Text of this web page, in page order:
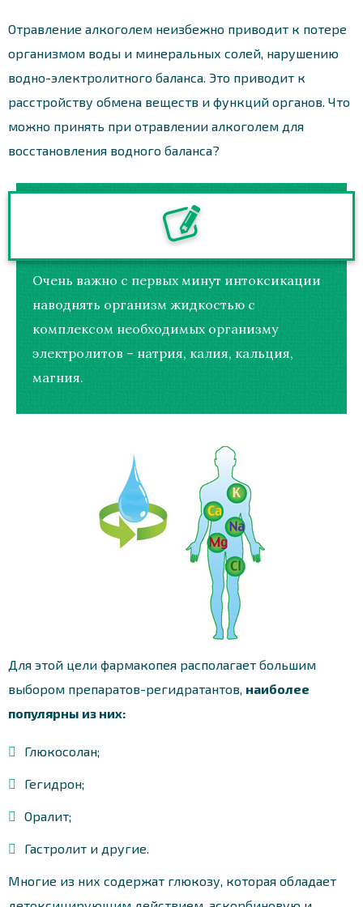
Отравление алкоголем неизбежно приводит к потере
организмом воды и минеральных солей, нарушению
водно-электролитного баланса. Это приводит к
расстройству обмена веществ и функций органов. Что
можно принять при отравлении алкоголем для
восстановления водного баланса?
Очень важно с первых минут интоксикации
наводнять организм жидкостью с
комплексом необходимых организму
электролитов – натрия, калия, кальция,
магния.
Для этой цели фармакопея располагает большим
выбором препаратов-регидратантов, наиболее
популярны из них:
Глюкосолан;
Гегидрон;
Оралит;
Гастролит и другие.
Многие из них содержат глюкозу, которая обладает